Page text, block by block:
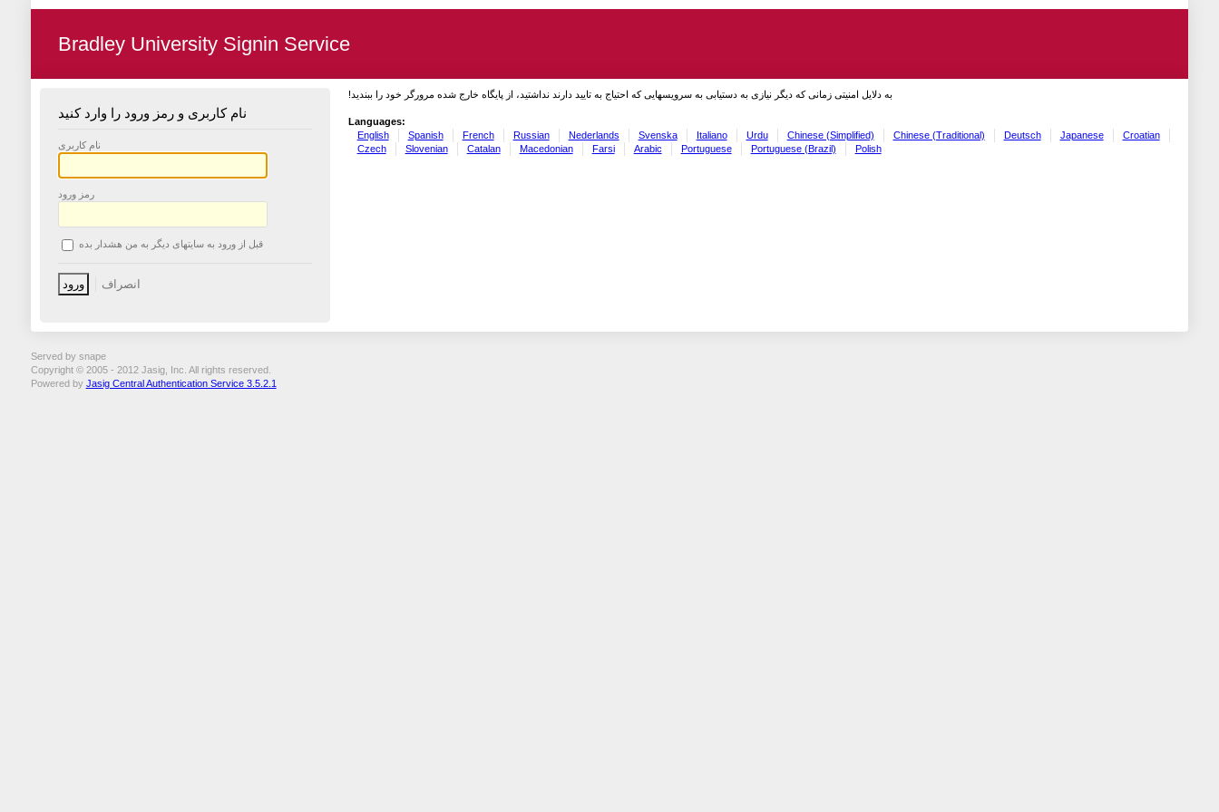
Bradley University Signin Service
نام کاربری و رمز ورود را وارد کنید
نام کاربری
رمز ورود
قبل از ورود به سایتهای دیگر به من هشدار بده
به دلایل امنیتی زمانی که دیگر نیازی به دستیابی به سرویسهایی که احتیاج به تایید دارند نداشتید، از پایگاه خارج شده مرورگر خود را ببندید!
Languages:
English
Spanish French Russian Nederlands Svenska Italiano Urdu Chinese (Simplified) Chinese (Traditional) Deutsch Japanese
Croatian
Czech
Slovenian Catalan Macedonian Farsi Arabic Portuguese Portuguese (Brazil) Polish
Served by snape
Copyright © 2005 - 2012 Jasig, Inc. All rights reserved.
Powered by Jasig Central Authentication Service 3.5.2.1